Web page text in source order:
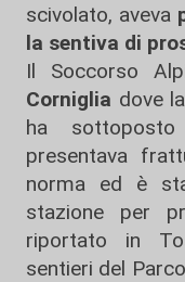
scivolato, aveva
la sentiva di
Il Soccorso
Corniglia dove
ha
presentava
norma ed è
stazione per
riportato in
sentieri del